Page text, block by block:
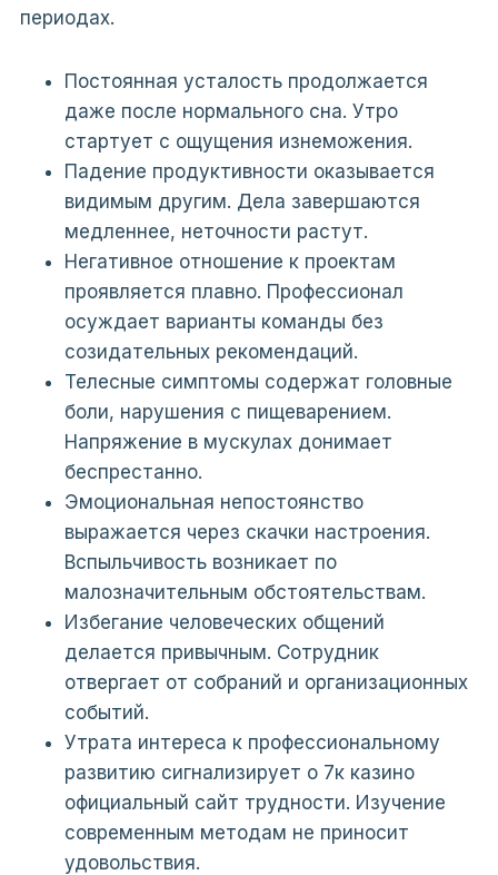
периодах.
Постоянная усталость продолжается
даже после нормального сна. Утро
стартует с ощущения изнеможения.
Падение продуктивности оказывается
видимым другим. Дела завершаются
медленнее, неточности растут.
Негативное отношение к проектам
проявляется плавно. Профессионал
осуждает варианты команды без
созидательных рекомендаций.
Телесные симптомы содержат головные
боли, нарушения с пищеварением.
Напряжение в мускулах донимает
беспрестанно.
Эмоциональная непостоянство
выражается через скачки настроения.
Вспыльчивость возникает по
малозначительным обстоятельствам.
Избегание человеческих общений
делается привычным. Сотрудник
отвергает от собраний и организационных
событий.
Утрата интереса к профессиональному
развитию сигнализирует о 7к казино
официальный сайт трудности. Изучение
современным методам не приносит
удовольствия.